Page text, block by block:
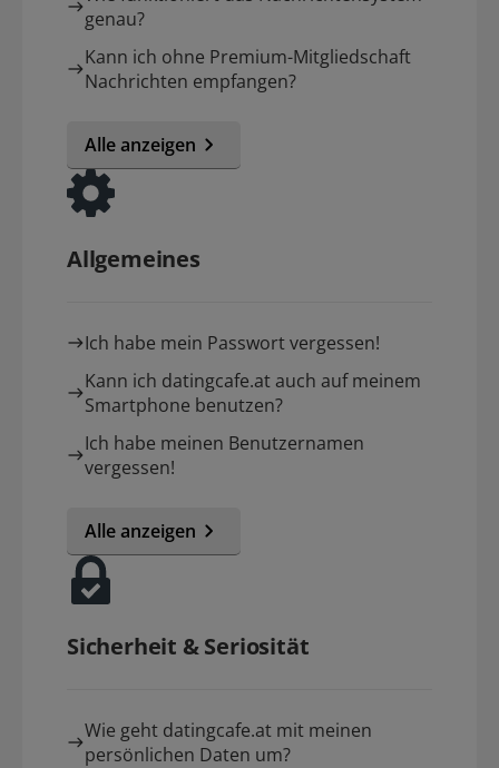
genau?
Kann ich ohne Premium-Mitgliedschaft
Nachrichten empfangen?
Alle anzeigen
Allgemeines
Ich habe mein Passwort vergessen!
Kann ich datingcafe.at auch auf meinem
Smartphone benutzen?
Ich habe meinen Benutzernamen
vergessen!
Alle anzeigen
Sicherheit & Seriosität
Wie geht datingcafe.at mit meinen
persönlichen Daten um?